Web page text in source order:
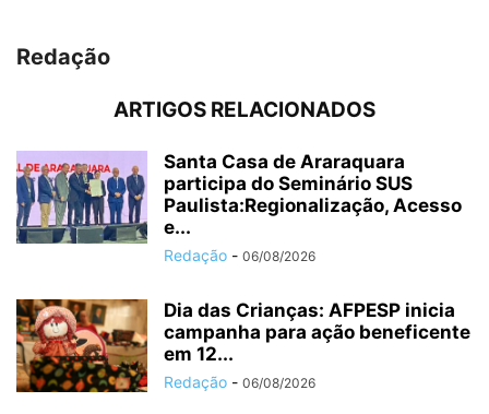
Redação
ARTIGOS RELACIONADOS
Santa Casa de Araraquara
participa do Seminário SUS
Paulista:Regionalização, Acesso
e...
Redação - 06/08/2026
Dia das Crianças: AFPESP inicia
campanha para ação beneficente
em 12...
Redação - 06/08/2026